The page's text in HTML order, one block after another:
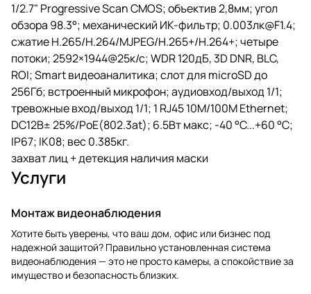
1/2.7" Progressive Scan CMOS; объектив 2,8мм; угол
обзора 98.3°; механический ИК-фильтр; 0.003лк@F1.4;
сжатие H.265/H.264/MJPEG/H.265+/H.264+; четыре
потоки; 2592×1944@25к/с; WDR 120дБ, 3D DNR, BLC,
ROI; Smart видеоаналитика; слот для microSD до
256Гб; встроенный микрофон; аудиовход/выход 1/1;
тревожные вход/выход 1/1; 1 RJ45 10M/100M Ethernet;
DC12В± 25%/PoE(802.3at); 6.5Вт макс; -40 °C...+60 °C;
IP67; IK08; вес 0.385кг.
захват лиц + детекция наличия маски
Услуги
Монтаж видеонаблюдения
Хотите быть уверены, что ваш дом, офис или бизнес под
надежной защитой? Правильно установленная система
видеонаблюдения — это не просто камеры, а спокойствие за
имущество и безопасность близких.